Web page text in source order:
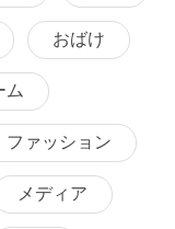
おばけ
ム
ファッション
メディア